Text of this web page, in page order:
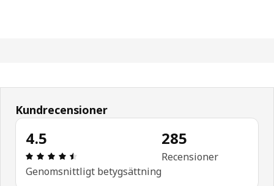
Kundrecensioner
4.5
Recension: 4.5 / 5 stjärnor. Totalt antal
Genomsnittligt betygsättning
285
Recensioner